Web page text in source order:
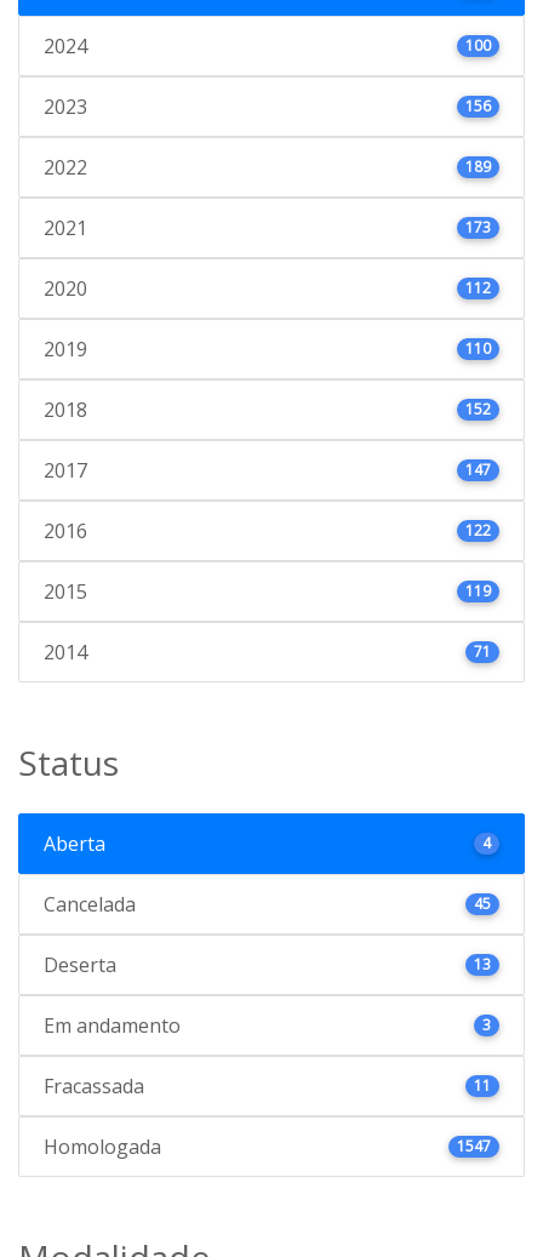
2024 100
2023 156
2022 189
2021 173
2020 112
2019 110
2018 152
2017 147
2016 122
2015 119
2014 71
Status
Aberta 4
Cancelada 45
Deserta 13
Em andamento 3
Fracassada 11
Homologada 1547